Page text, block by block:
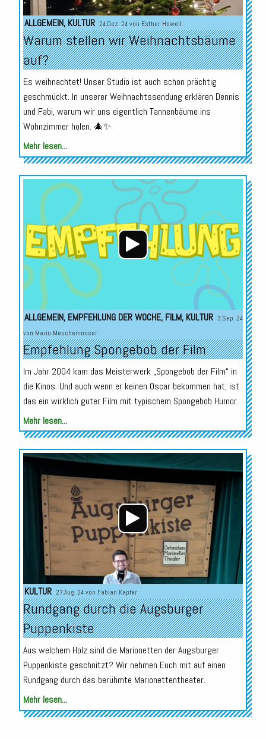
ALLGEMEIN, KULTUR 24.Dez. 24 von Esther Howell
Warum stellen wir Weihnachtsbäume
auf?
Es weihnachtet! Unser Studio ist auch schon prächtig
geschmückt. In unserer Weihnachtssendung erklären Dennis
und Fabi, warum wir uns eigentlich Tannenbäume ins
Wohnzimmer holen. 🎄✨
Mehr lesen...
Audio-
Player
ALLGEMEIN, EMPFEHLUNG DER WOCHE, FILM, KULTUR 3.Sep. 24
von Mario Meschenmoser
Empfehlung Spongebob der Film
Im Jahr 2004 kam das Meisterwerk „Spongebob der Film“ in
die Kinos. Und auch wenn er keinen Oscar bekommen hat, ist
das ein wirklich guter Film mit typischem Spongebob Humor.
Mehr lesen...
Audio-
Player
KULTUR 27.Aug. 24 von Fabian Kapfer
Rundgang durch die Augsburger
Puppenkiste
Aus welchem Holz sind die Marionetten der Augsburger
Puppenkiste geschnitzt? Wir nehmen Euch mit auf einen
Rundgang durch das berühmte Marionettentheater.
Mehr lesen...